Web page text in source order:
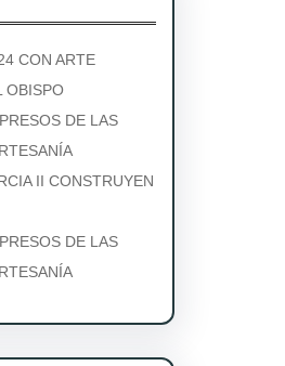
CON ARTE
OBISPO
DE LAS
II CONSTRUYEN
DE LAS